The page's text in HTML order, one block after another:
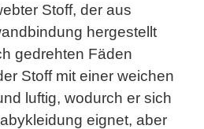
Stoff, der aus
hergestellt
gedrehten Fäden
Stoff mit einer weichen
luftig, wodurch er sich
eignet, aber